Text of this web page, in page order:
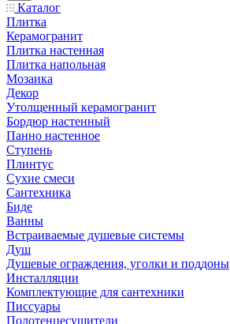
Каталог
Плитка
Керамогранит
Плитка настенная
Плитка напольная
Мозаика
Декор
Утолщенный керамогранит
Бордюр настенный
Панно настенное
Ступень
Плинтус
Сухие смеси
Сантехника
Биде
Ванны
Встраиваемые душевые системы
Душ
Душевые ограждения, уголки и поддоны
Инсталляции
Комплектующие для сантехники
Писсуары
Полотенцесушители